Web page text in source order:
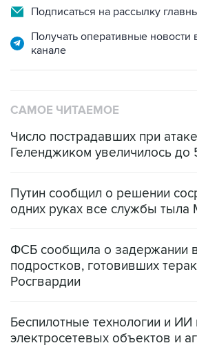
Получать оперативные
Число пострадавших при
Путин сообщил о решении
ФСБ сообщила о задержании
Росгвардии
Беспилотные технологии и ИИ
Социальная реклама, АНО «Национальные
ИНН 7725383515 Erid: F7NfYUJCUneVdwcydK6A